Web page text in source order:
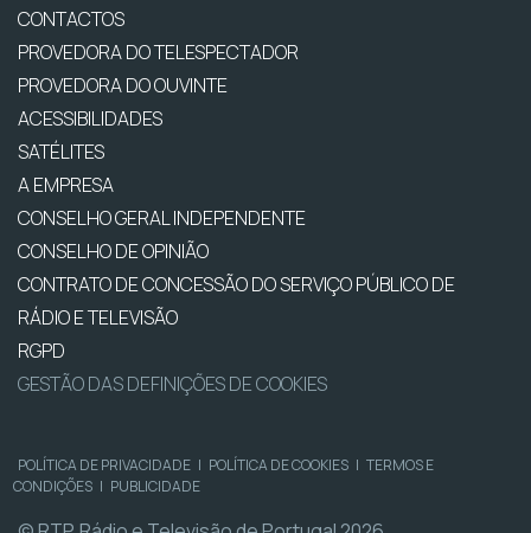
CONTACTOS
PROVEDORA DO TELESPECTADOR
PROVEDORA DO OUVINTE
ACESSIBILIDADES
SATÉLITES
A EMPRESA
CONSELHO GERAL INDEPENDENTE
CONSELHO DE OPINIÃO
CONTRATO DE CONCESSÃO DO SERVIÇO PÚBLICO DE
RÁDIO E TELEVISÃO
RGPD
GESTÃO DAS DEFINIÇÕES DE COOKIES
POLÍTICA DE PRIVACIDADE | POLÍTICA DE COOKIES | TERMOS E
CONDIÇÕES | PUBLICIDADE